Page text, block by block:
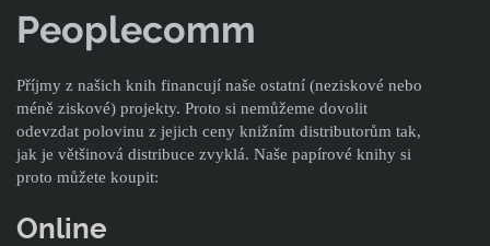
Peoplecomm
Příjmy z našich knih financují naše ostatní (neziskové nebo
méně ziskové) projekty. Proto si nemůžeme dovolit
odevzdat polovinu z jejich ceny knižním distributorům tak,
jak je většinová distribuce zvyklá. Naše papírové knihy si
proto můžete koupit:
Online